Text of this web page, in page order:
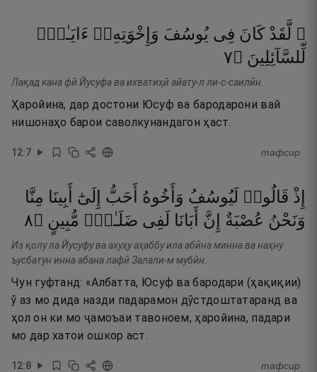
۞ لَّقَدْ كَانَ فِى يُوسُفَ وَإِخْوَتِهِۦٓ ءَايَـٰتٌۭ
لِّلسَّآئِلِينَ ۝٧
Лақад кана фӣ Йусуфа ва ихватиҳӣ айату-л ли-с-саилӣн.
Ҳаройина, дар достони Юсуф ва бародарони вай
нишонаҳо барои саволкунандагон ҳаст.
12:7 тафсир
إِذْ قَالُوا۟ لَيُوسُفُ وَأَخُوهُ أَحَبُّ إِلَىٰٓ أَبِينَا مِنَّا
وَنَحْنُ عُصْبَةٌ إِنَّ أَبَانَا لَفِى ضَلَـٰلٍۢ مُّبِينٍ ۝٨
Из қолу ла Йусуфу ва ахуҳу аҳаббу ила абӣна минна ва наҳну
ъусбатун инна абана лафӣ Залали-м мубӣн.
Чун гуфтанд: «Албатта, Юсуф ва бародари (ҳақиқии)
ӯ аз мо дида назди падарамон дӯстдоштатаранд ва
ҳол он ки мо ҷамоъаи тавоноем, ҳаройина, падари
мо дар хатои ошкор аст.
12:8 тафсир